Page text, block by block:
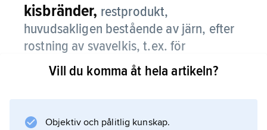
kisbränder, restprodukt,
huvudsakligen bestående av järn, efter
rostning av svavelkis, t.ex. för
framställning av svavelsyra.
andelen föroreningar (zink, koppar etc.).
Vill du komma åt hela artikeln?
Objektiv och pålitlig kunskap.